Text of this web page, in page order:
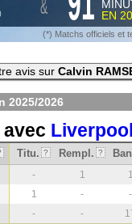
) &
EN
(*) Matchs officiels et
avis sur Calvin
2025/2026
Titu. ? Rempl. ?
- 1
1 -
-
- -